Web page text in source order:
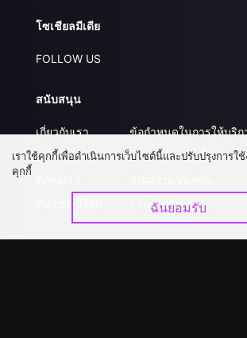
โซเชียลมีเดีย
FOLLOW US
สนับสนุน
เกี่ยวกับเรา
คำถามที่พบบ่อย
ข้อกำหนดในการให้บริก
นโยบายความเป็นส่วนตั
ร่วมงานกับเรา
เราใช้คุกกี้เพื่อดำเนินการเว็บไซต์นี้และปรับปรุงการใ
คุกกี้
ฉันยอมรับ